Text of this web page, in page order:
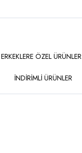
ERKEKLERE ÖZEL ÜRÜNLER
İNDİRİMLİ ÜRÜNLER